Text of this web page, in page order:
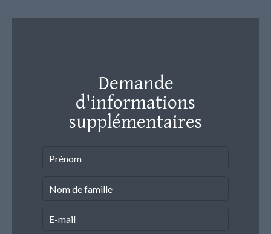
Demande
d'informations
supplémentaires